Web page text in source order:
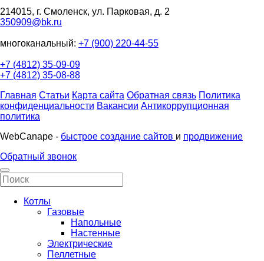
214015, г. Смоленск, ул. Парковая, д. 2
350909@bk.ru
многоканальный: +7 (900) 220-44-55
+7 (4812) 35-09-09
+7 (4812) 35-08-88
Главная Статьи Карта сайта Обратная связь Политика
конфиденциальности Вакансии Антикоррупционная
политика
WebCanape - быстрое создание сайтов и продвижение
Обратный звонок
Котлы
Газовые
Напольные
Настенные
Электрические
Пеллетные